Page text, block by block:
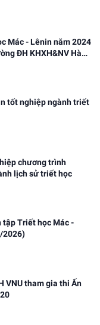
Mác - Lênin năm 2024
ĐH KHXH&NV Hà
tốt nghiệp ngành triết
chương trình
lịch sử triết học
tập Triết học Mác -
2026)
VNU tham gia thi Ấn